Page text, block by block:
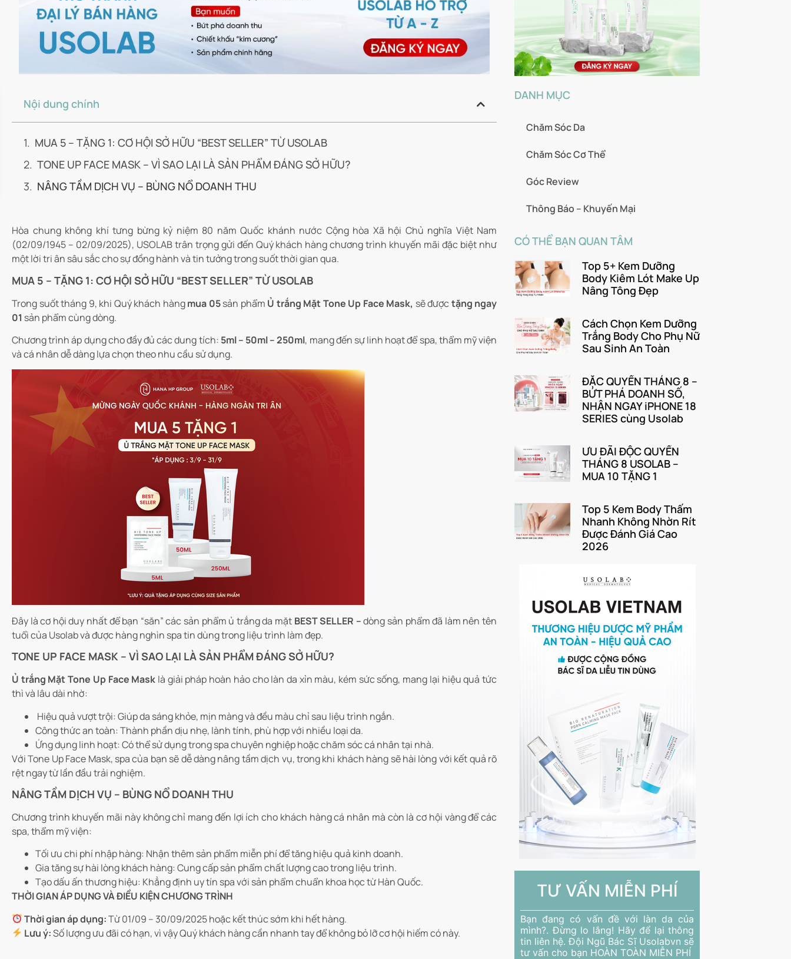
Nội dung chính
MUA 5 – TẶNG 1: CƠ HỘI SỞ HỮU “BEST SELLER” TỪ USOLAB
TONE UP FACE MASK – VÌ SAO LẠI LÀ SẢN PHẨM ĐÁNG SỞ HỮU?
NÂNG TẦM DỊCH VỤ – BÙNG NỔ DOANH THU
Hòa chung không khí tưng bừng kỷ niệm 80 năm Quốc khánh nước Cộng hòa Xã hội Chủ nghĩa Việt Nam
(02/09/1945 – 02/09/2025), USOLAB trân trọng gửi đến Quý khách hàng chương trình khuyến mãi đặc biệt như
một lời tri ân sâu sắc cho sự đồng hành và tin tưởng trong suốt thời gian qua.
MUA 5 – TẶNG 1: CƠ HỘI SỞ HỮU “BEST SELLER” TỪ USOLAB
Trong suốt tháng 9, khi Quý khách hàngmua 05sản phẩm Ủ trắng Mặt Tone Up Face Mask, sẽ được tặng ngay
01 sản phẩm cùng dòng.
Chương trình áp dụng cho đầy đủ các dung tích: 5ml – 50ml – 250ml, mang đến sự linh hoạt để spa, thẩm mỹ viện
và cá nhân dễ dàng lựa chọn theo nhu cầu sử dụng.
Đây là cơ hội duy nhất để bạn “săn” các sản phẩm ủ trắng da mặt BEST SELLER –dòng sản phẩm đã làm nên tên
tuổi của Usolab và được hàng nghìn spa tin dùng trong liệu trình làm đẹp.
TONE UP FACE MASK – VÌ SAO LẠI LÀ SẢN PHẨM ĐÁNG SỞ HỮU?
Ủ trắng Mặt Tone Up Face Mask là giải pháp hoàn hảo cho làn da xỉn màu, kém sức sống, mang lại hiệu quả tức
thì và lâu dài nhờ:
Hiệu quả vượt trội: Giúp da sáng khỏe, mịn màng và đều màu chỉ sau liệu trình ngắn.
Công thức an toàn: Thành phần dịu nhẹ, lành tính, phù hợp với nhiều loại da.
Ứng dụng linh hoạt: Có thể sử dụng trong spa chuyên nghiệp hoặc chăm sóc cá nhân tại nhà.
Với Tone Up Face Mask, spa của bạn sẽ dễ dàng nâng tầm dịch vụ, trong khi khách hàng sẽ hài lòng với kết quả rõ
rệt ngay từ lần đầu trải nghiệm.
NÂNG TẦM DỊCH VỤ – BÙNG NỔ DOANH THU
Chương trình khuyến mãi này không chỉ mang đến lợi ích cho khách hàng cá nhân mà còn là cơ hội vàng để các
spa, thẩm mỹ viện:
Tối ưu chi phí nhập hàng: Nhận thêm sản phẩm miễn phí để tăng hiệu quả kinh doanh.
Gia tăng sự hài lòng khách hàng: Cung cấp sản phẩm chất lượng cao trong liệu trình.
Tạo dấu ấn thương hiệu: Khẳng định uy tín spa với sản phẩm chuẩn khoa học từ Hàn Quốc.
THỜI GIAN ÁP DỤNG VÀ ĐIỀU KIỆN CHƯƠNG TRÌNH
Thời gian áp dụng:Từ 01/09 – 30/09/2025 hoặc kết thúc sớm khi hết hàng.
Lưu ý:Số lượng ưu đãi có hạn, vì vậy Quý khách hàng cần nhanh tay để không bỏ lỡ cơ hội hiếm có này.
DANH MỤC
Chăm Sóc Da
Chăm Sóc Cơ Thể
Góc Review
Thông Báo – Khuyến Mại
CÓ THỂ BẠN QUAN TÂM
Top 5+ Kem Dưỡng
Body Kiêm Lót Make Up
Nâng Tông Đẹp
Cách Chọn Kem Dưỡng
Trắng Body Cho Phụ Nữ
Sau Sinh An Toàn
ĐẶC QUYỀN THÁNG 8 –
BỨT PHÁ DOANH SỐ,
NHẬN NGAY iPHONE 18
SERIES cùng Usolab
ƯU ĐÃI ĐỘC QUYỀN
THÁNG 8 USOLAB –
MUA 10 TẶNG 1
Top 5 Kem Body Thấm
Nhanh Không Nhờn Rít
Được Đánh Giá Cao
2026
TƯ VẤN MIỄN PHÍ
Bạn đang có vấn đề với làn da của
mình?. Đừng lo lắng! Hãy để lại thông
tin liên hệ. Đội Ngũ Bác Sĩ Usolabvn sẽ
tư vấn cho bạn HOÀN TOÀN MIỄN PHÍ